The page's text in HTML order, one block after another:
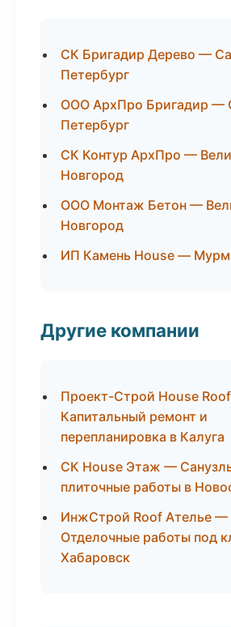
СК Бригадир Дерево —
Петербург
ООО АрхПро Бригадир —
Петербург
СК Контур АрхПро —
Новгород
ООО Монтаж Бетон —
Новгород
ИП Камень House —
Другие компании
Проект-Строй House
Капитальный ремонт и
перепланировка в Калуга
СК House Этаж —
плиточные работы в
ИнжСтрой Roof Ателье —
Отделочные работы под
Хабаровск